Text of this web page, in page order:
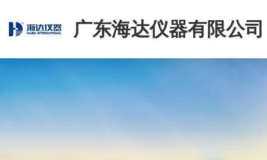
广东海达仪器有限公司